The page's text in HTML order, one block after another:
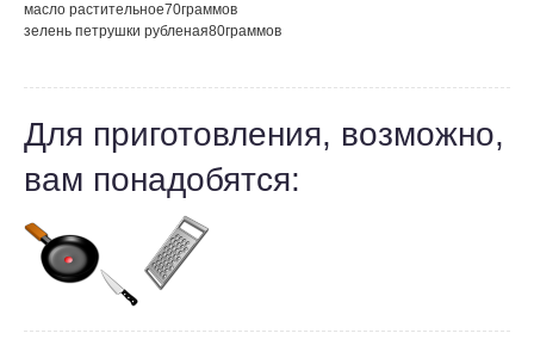
масло растительное70граммов
зелень петрушки рубленая80граммов
Для приготовления, возможно,
вам понадобятся: